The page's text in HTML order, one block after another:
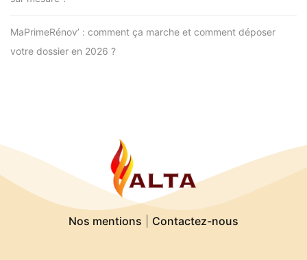
MaPrimeRénov’ : comment ça marche et comment déposer
votre dossier en 2026 ?
Nos mentions Contactez-nous